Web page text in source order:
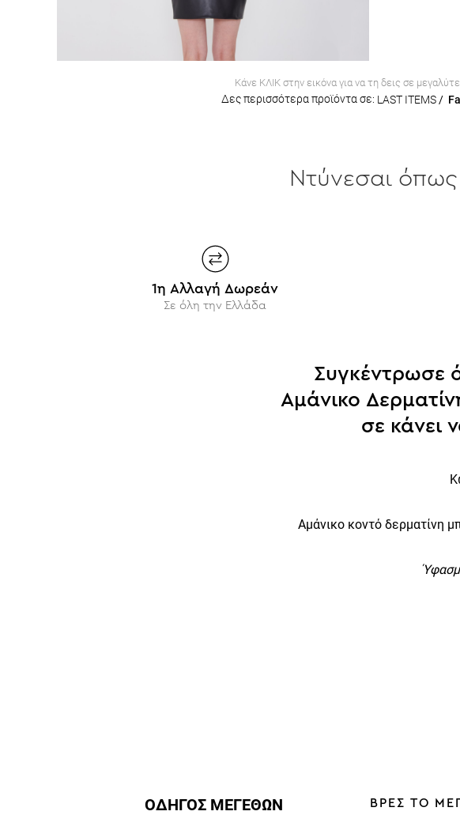
Κάνε ΚΛΙΚ στην εικόνα για να τη δεις σε
Δες περισσότερα προϊόντα σε: LAST ITEMS/
Ντύνεσαι όπως
1η Αλλαγή Δωρεάν
Σε όλη την Ελλάδα
Συγκέντρωσε
Αμάνικο
σε κάνει
Αμάνικο κοντό δερματίνη
ΟΔΗΓΟΣ ΜΕΓΕΘΩΝ ΒΡΕΣ ΤΟ